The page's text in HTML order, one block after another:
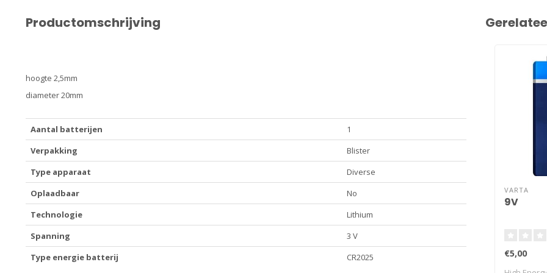
Productomschrijving
hoogte 2,5mm
diameter 20mm
Aantal batterijen
1
Verpakking
Blister
Type apparaat
Diverse
Oplaadbaar
No
Technologie
Lithium
Spanning
3 V
Type energie batterij
CR2025
VARTA
9V
€5,00